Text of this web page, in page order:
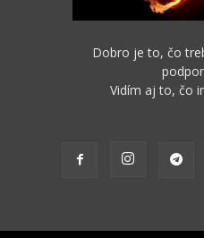
Dobro je to, čo
Vidím aj to, čo